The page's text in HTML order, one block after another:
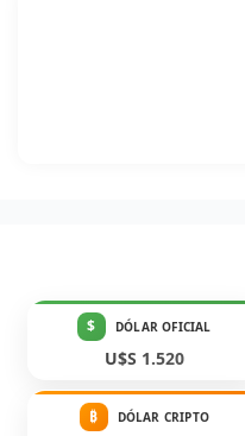
$ DÓLAR OFICIAL
U$S 1.520
₿ DÓLAR CRIPTO